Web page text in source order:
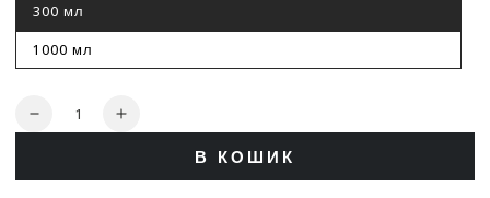
300 мл
Цей
варіант
роспродано
1000 мл
Цей
варіант
Кількість
ЗменшитиЗбільшити
В КОШИК